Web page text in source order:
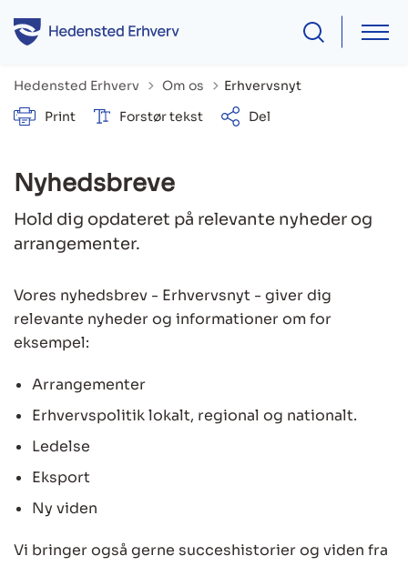
Hedensted Erhverv Tilbage til
Om os
Erhvervsnyt
Print
Forstør tekst Del
Nyhedsbreve
Hold dig opdateret på relevante nyheder og
arrangementer.
Vores nyhedsbrev - Erhvervsnyt - giver dig
relevante nyheder og informationer om for
eksempel:
Arrangementer
Erhvervspolitik lokalt, regional og nationalt.
Ledelse
Eksport
Ny viden
Vi bringer også gerne succeshistorier og viden fra